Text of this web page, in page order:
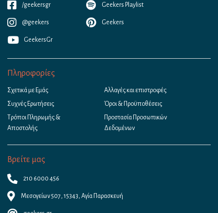
/geekersgr
@geekers
GeekersGr
Geekers Playlist
Geekers
Πληροφορίες
Σχετικά με Εμάς
Συχνές Ερωτήσεις
Τρόποι Πληρωμής &
Αποστολής
Αλλαγές και επιστροφές
Όροι & Προϋποθέσεις
Προστασία Προσωπικών
Δεδομένων
Βρείτε μας
210 6000 456
Μεσογείων 507, 15343, Αγία Παρασκευή